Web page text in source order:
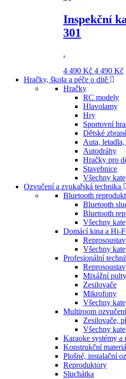
Inspekční
301
.
4 490 Kč 4 490 Kč
Hračky, škola a péče o dítě
Hračky
RC modely
Hlavolamy
Hry
Sportovní
Dětské
Auta,
Autodráhy
Hračky pro
Stavebnice
Všechny
Ozvučení a zvukařská technika
Bluetooth
Bluetooth
Bluetooth
Všechny
Domácí kina a Hi-
Všechny
Profesionální
Mixážní pulty
Zesilovače
Mikrofony
Všechny
Multiroom ozvučení
Zesilovače,
Všechny
Karaoke systémy
Konstrukční
Plošné, instalační
Reproduktory
Sluchátka